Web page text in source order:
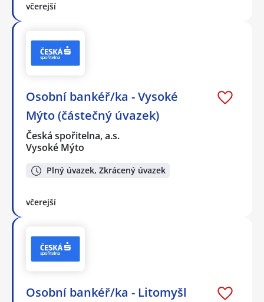
včerejší
Osobní bankéř/ka - Vysoké
Mýto (částečný úvazek)
Česká spořitelna, a.s.
Vysoké Mýto
Plný úvazek, Zkrácený úvazek
včerejší
Osobní bankéř/ka - Litomyšl